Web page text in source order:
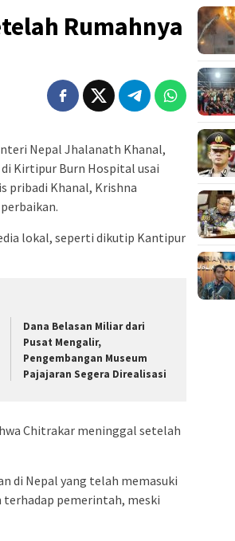
Rumahnya
Nepal Jhalanath Khanal,
Kirtipur Burn Hospital usai
pribadi Khanal, Krishna
lokal, seperti dikutip Kantipur
Dana Belasan Miliar dari
Pusat Mengalir,
Pengembangan Museum
Pajajaran Segera Direalisasi
Chitrakar meninggal setelah
di Nepal yang telah memasuki
terhadap pemerintah, meski